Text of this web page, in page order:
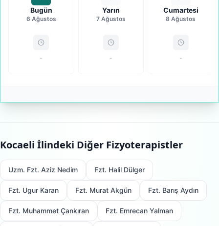
Bugün
6 Ağustos
-
Yarın
7 Ağustos
-
Cumartesi
8 Ağustos
-
Kocaeli İlindeki Diğer Fizyoterapistler
Uzm. Fzt. Aziz Nedim Fzt. Halil Dülger
Fzt. Ugur Karan Fzt. Murat Akgün Fzt. Barış Aydın
Fzt. Muhammet Çankıran Fzt. Emrecan Yalman